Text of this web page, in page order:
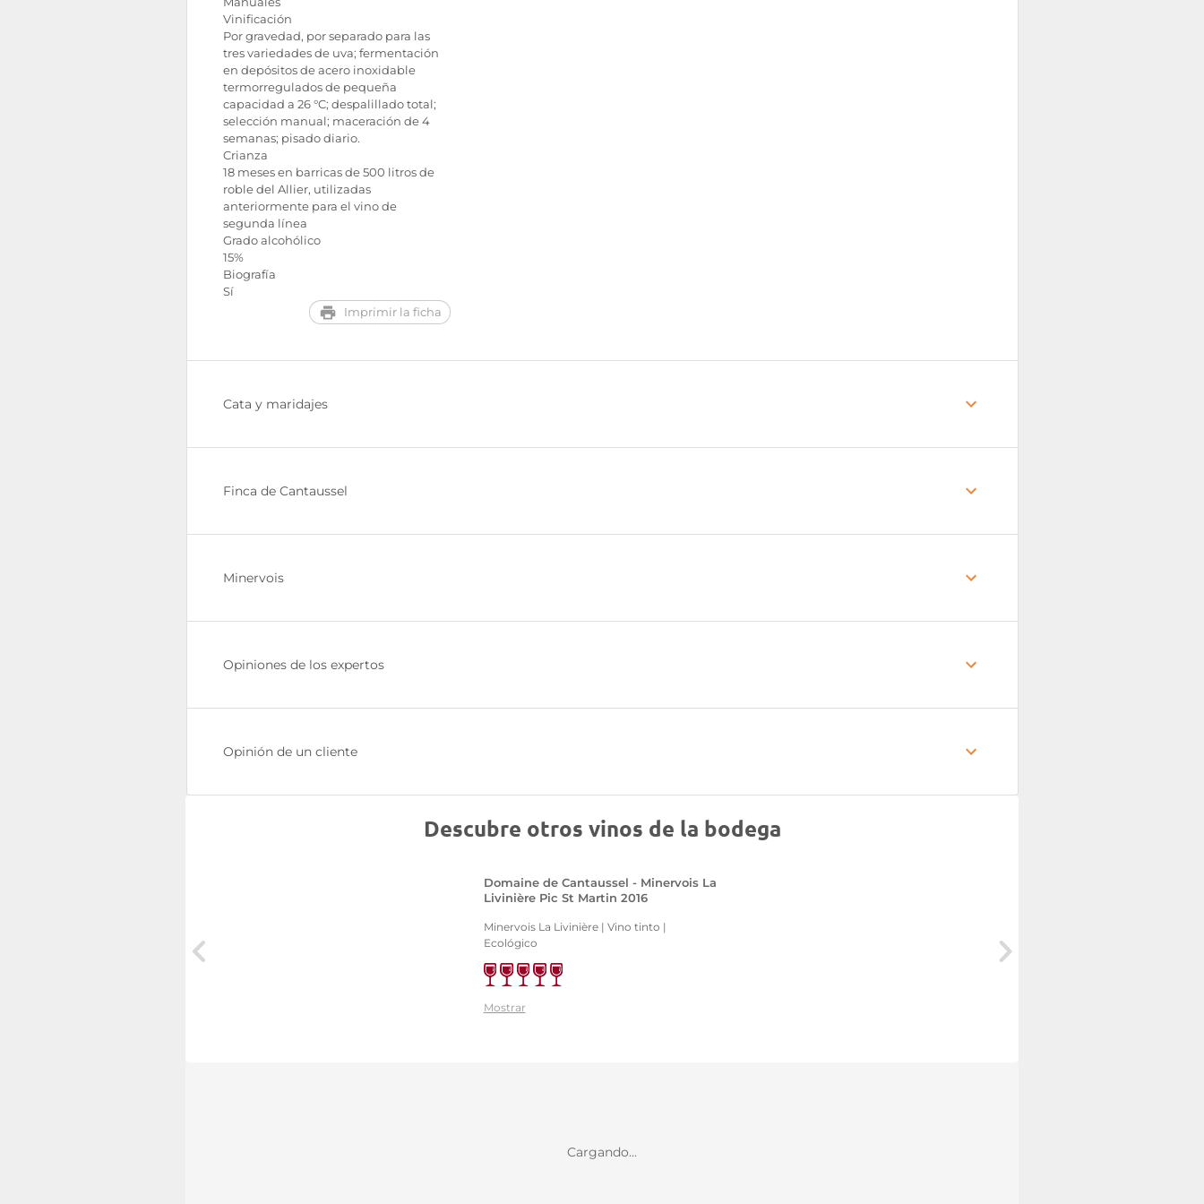
Vinificación
Por gravedad, por separado para las
tres variedades de uva; fermentación
en depósitos de acero inoxidable
termorregulados de pequeña
capacidad a 26 °C; despalillado total;
selección manual; maceración de 4
semanas; pisado diario.
Crianza
18 meses en barricas de 500 litros de
roble del Allier, utilizadas
anteriormente para el vino de
segunda línea
Grado alcohólico
15%
Biografía
Sí
Imprimir la ficha
Cata y maridajes
Finca de Cantaussel
Minervois
Opiniones de los expertos
Opinión de un cliente
Descubre otros vinos de la bodega
Domaine de Cantaussel - Minervois La
Livinière Pic St Martin 2016
Minervois La Livinière | Vino tinto |
Ecológico
Mostrar
Cargando...